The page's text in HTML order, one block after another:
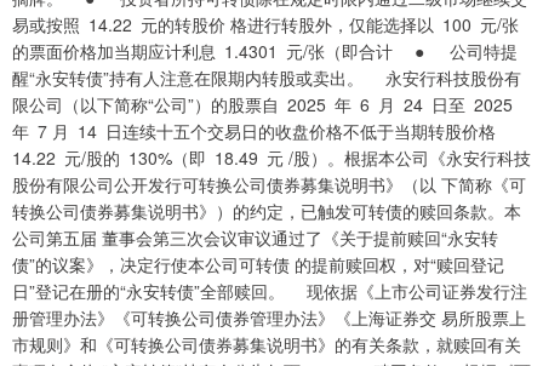
易或按照 14.22 元的转股价 格进行转股外，仅能选择以 100 元/张
的票面价格加当期应计利息 1.4301 元/张（即合计 ● 公司特提
醒“永安转债”持有人注意在限期内转股或卖出。 永安行科技股份有
限公司（以下简称“公司”）的股票自 2025 年 6 月 24 日至 2025
年 7 月 14 日连续十五个交易日的收盘价格不低于当期转股价格
14.22 元/股的 130%（即 18.49 元 /股）。根据本公司《永安行科技
股份有限公司公开发行可转换公司债券募集说明书》（以 下简称《可
转换公司债券募集说明书》）的约定，已触发可转债的赎回条款。本
公司第五届 董事会第三次会议审议通过了《关于提前赎回“永安转
债”的议案》，决定行使本公司可转债 的提前赎回权，对“赎回登记
日”登记在册的“永安转债”全部赎回。 现依据《上市公司证券发行注
册管理办法》《可转换公司债券管理办法》《上海证券交 易所股票上
市规则》和《可转换公司债券募集说明书》的有关条款，就赎回有关